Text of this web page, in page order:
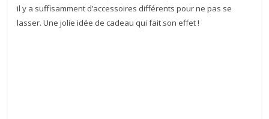
il y a suffisamment d’accessoires différents pour ne pas se
lasser. Une jolie idée de cadeau qui fait son effet !